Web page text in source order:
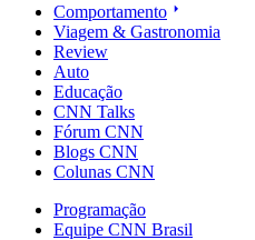
Comportamento
Viagem & Gastronomia
Review
Auto
Educação
CNN Talks
Fórum CNN
Blogs CNN
Colunas CNN
Programação
Equipe CNN Brasil